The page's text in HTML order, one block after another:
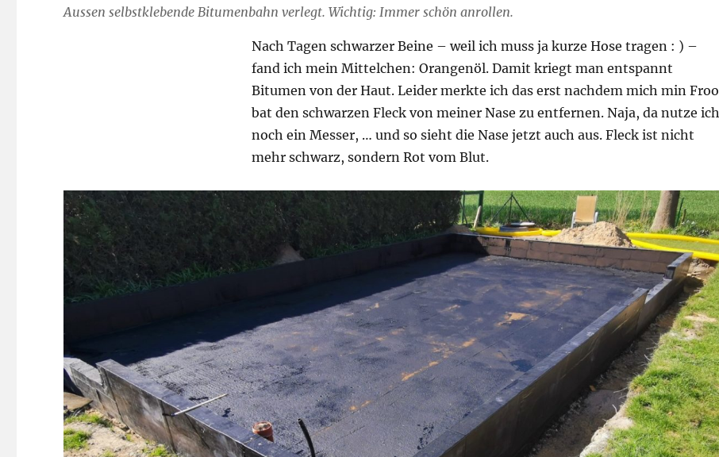
Aussen selbstklebende Bitumenbahn verlegt. Wichtig: Immer schön anrollen.
Nach Tagen schwarzer Beine – weil ich muss ja kurze Hose tragen : ) –
fand ich mein Mittelchen: Orangenöl. Damit kriegt man entspannt
Bitumen von der Haut. Leider merkte ich das erst nachdem mich min Froo
bat den schwarzen Fleck von meiner Nase zu entfernen. Naja, da nutze ich
noch ein Messer, … und so sieht die Nase jetzt auch aus. Fleck ist nicht
mehr schwarz, sondern Rot vom Blut.